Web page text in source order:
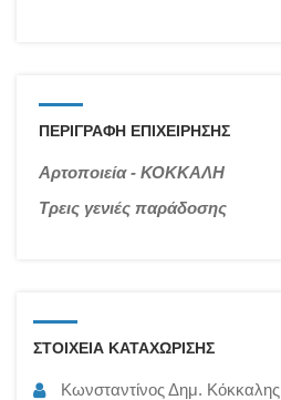
ΠΕΡΙΓΡΑΦΗ ΕΠΙΧΕΙΡΗΣΗΣ
Αρτοποιεία - ΚΟΚΚΑΛΗ
Τρεις γενιές παράδοσης
ΣΤΟΙΧΕΙΑ ΚΑΤΑΧΩΡΙΣΗΣ
Κωνσταντίνος Δημ. Κόκκαλης